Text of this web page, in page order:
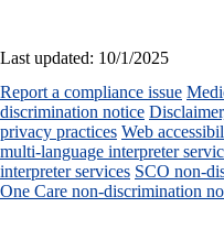
Last updated: 10/1/2025
Report a compliance issue
discrimination notice
privacy practices Web
multi-language interpreter
interpreter services SCO non-
One Care non-discrimination